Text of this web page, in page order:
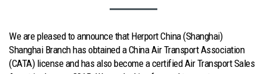
We are pleased to announce that Herport China (Shanghai)
Shanghai Branch has obtained a China Air Transport Association
(CATA) license and has also become a certified Air Transport Sales